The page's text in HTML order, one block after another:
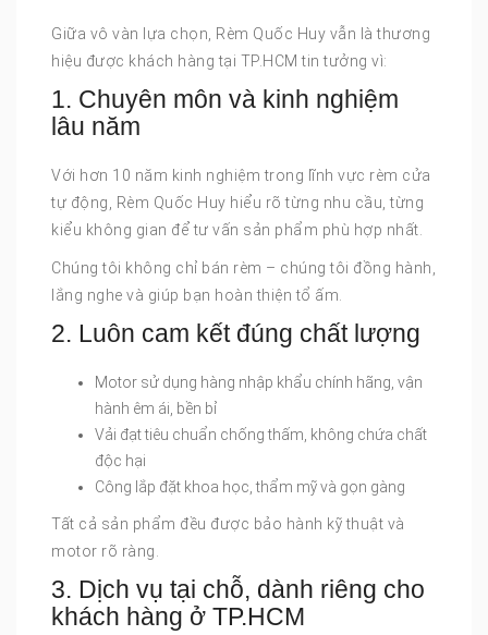
Giữa vô vàn lựa chọn, Rèm Quốc Huy vẫn là thương
hiệu được khách hàng tại TP.HCM tin tưởng vì:
1. Chuyên môn và kinh nghiệm
lâu năm
Với hơn 10 năm kinh nghiệm trong lĩnh vực rèm cửa
tự động, Rèm Quốc Huy hiểu rõ từng nhu cầu, từng
kiểu không gian để tư vấn sản phẩm phù hợp nhất.
Chúng tôi không chỉ bán rèm – chúng tôi đồng hành,
lắng nghe và giúp bạn hoàn thiện tổ ấm.
2. Luôn cam kết đúng chất lượng
Motor sử dụng hàng nhập khẩu chính hãng, vận
hành êm ái, bền bỉ
Vải đạt tiêu chuẩn chống thấm, không chứa chất
độc hại
Công lắp đặt khoa học, thẩm mỹ và gọn gàng
Tất cả sản phẩm đều được bảo hành kỹ thuật và
motor rõ ràng.
3. Dịch vụ tại chỗ, dành riêng cho
khách hàng ở TP.HCM